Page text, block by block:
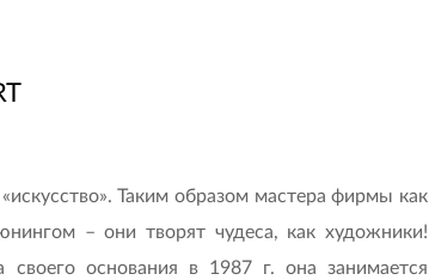
Таким образом мастера фирмы как
– они творят чудеса, как художники!
основания в 1987 г. она занимается